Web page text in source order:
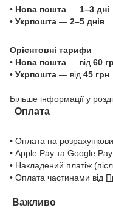
• Нова пошта — 1–3 дні
• Укрпошта — 2–5 днів
Орієнтовні тарифи
• Нова пошта — від 60
• Укрпошта — від 45 грн
Більше інформації у
Оплата
• Оплата на
• Apple Pay та Google Pay
• Накладений платіж
• Оплата частинами від
Важливо